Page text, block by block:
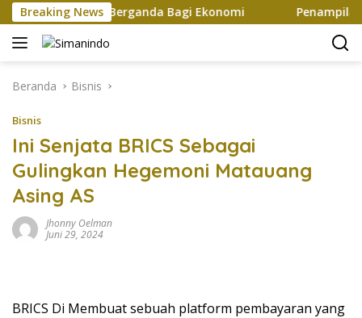
Langsung
ke
konten
Breaking News
Efek Berganda Bagi Ekonomi Penampilan dan
Beranda Bisnis
Bisnis
Ini Senjata BRICS Sebagai
Gulingkan Hegemoni Matauang
Asing AS
Jhonny Oelman
Juni 29, 2024
BRICS Di Membuat sebuah platform pembayaran yang